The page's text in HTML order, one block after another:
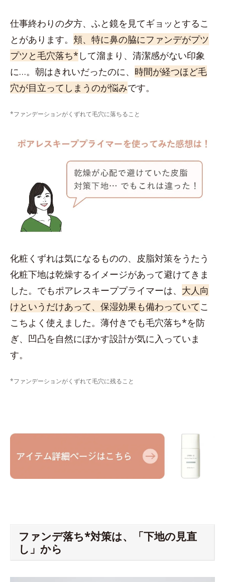
仕事終わりの夕方、ふと鏡を見てギョッとするこ
とがあります。 頬、特に鼻の脇にファンデがプツ
プツと毛穴落ち* して溜まり、清潔感がない印象
に…。朝はきれいだったのに、 時間が経つほど毛
穴が目立ってしまうのが悩みです。
*ファンデーションがくずれて毛穴に落ちること
化粧くずれは気になるものの、皮脂対策をうたう
化粧下地は乾燥するイメージがあって避けてきま
した。でもポアレスキーププライマーは、 大人向
けというだけあって、保湿効果も備わっていてこ
こちよく使えました。薄付きでも毛穴落ち*を防
ぎ、凹凸を自然にぼかす設計が気に入っていま
す。
*ファンデーションがくずれて毛穴に残ること
ファンデ落ち*対策は、「下地の見直
し」から